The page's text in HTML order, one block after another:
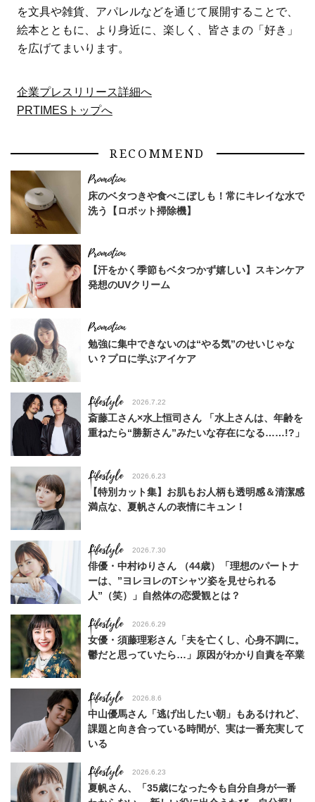
を文具や雑貨、アパレルなどを通じて展開することで、
絵本とともに、より身近に、楽しく、皆さまの「好き」
を広げてまいります。
企業プレスリリース詳細へ
PRTIMESトップへ
RECOMMEND
床のベタつきや食べこぼしも！常にキレイな水で
洗う【ロボット掃除機】
【汗をかく季節もベタつかず嬉しい】スキンケア
発想のUVクリーム
勉強に集中できないのは“やる気”のせいじゃな
い？プロに学ぶアイケア
Lifestyle 2026.7.22
斎藤工さん×水上恒司さん 「水上さんは、年齢を
重ねたら“勝新さん”みたいな存在になる……!?」
Lifestyle 2026.6.23
【特別カット集】お肌もお人柄も透明感＆清潔感
満点な、夏帆さんの表情にキュン！
Lifestyle 2026.7.30
俳優・中村ゆりさん （44歳）「理想のパートナ
ーは、”ヨレヨレのTシャツ姿を見せられる
人”（笑）」自然体の恋愛観とは？
Lifestyle 2026.6.29
女優・須藤理彩さん「夫を亡くし、心身不調に。
鬱だと思っていたら…」原因がわかり自責を卒業
Lifestyle 2026.8.6
中山優馬さん「逃げ出したい朝」もあるけれど、
課題と向き合っている時間が、実は一番充実して
いる
Lifestyle 2026.6.23
夏帆さん、「35歳になった今も自分自身が一番